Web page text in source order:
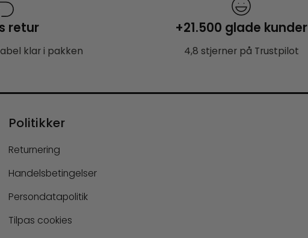
retur
klar i pakken
+21.500 glade kunder
4,8 stjerner på Trustpilot
Politikker
Returnering
Handelsbetingelser
Persondatapolitik
Tilpas cookies